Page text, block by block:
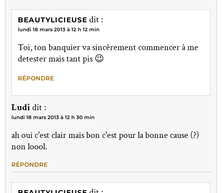
BEAUTYLICIEUSE dit :
lundi 18 mars 2013 à 12 h 12 min
Toi, ton banquier va sincèrement commencer à me
detester mais tant pis 😉
RÉPONDRE
Ludidit :
lundi 18 mars 2013 à 12 h 30 min
ah oui c'est clair mais bon c'est pour la bonne cause (?)
non loool.
RÉPONDRE